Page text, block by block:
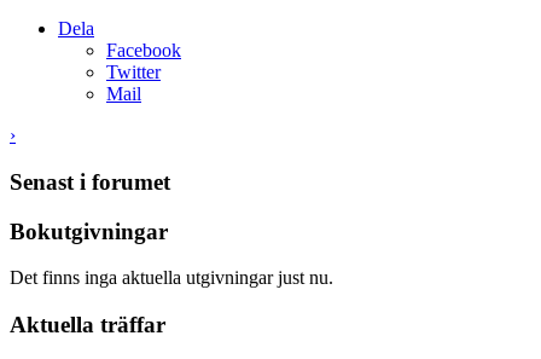
Dela
Facebook
Twitter
Mail
›
Senast i forumet
Bokutgivningar
Det finns inga aktuella utgivningar just nu.
Aktuella träffar